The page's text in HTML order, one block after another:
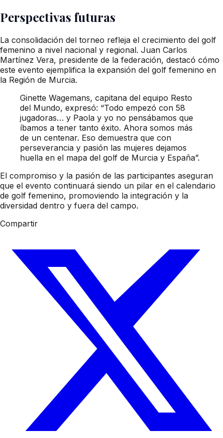
Perspectivas futuras
La consolidación del torneo refleja el crecimiento del golf
femenino a nivel nacional y regional. Juan Carlos
Martínez Vera, presidente de la federación, destacó cómo
este evento ejemplifica la expansión del golf femenino en
la Región de Murcia.
Ginette Wagemans, capitana del equipo Resto
del Mundo, expresó: “Todo empezó con 58
jugadoras… y Paola y yo no pensábamos que
íbamos a tener tanto éxito. Ahora somos más
de un centenar. Eso demuestra que con
perseverancia y pasión las mujeres dejamos
huella en el mapa del golf de Murcia y España”.
El compromiso y la pasión de las participantes aseguran
que el evento continuará siendo un pilar en el calendario
de golf femenino, promoviendo la integración y la
diversidad dentro y fuera del campo.
Compartir